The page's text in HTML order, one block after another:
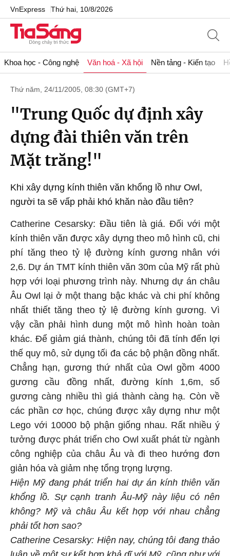
VnExpress Thứ hai, 10/8/2026
Khoa học - Công nghệ Văn hoá - Xã hội Nền tảng - Kiến tạo
Thứ năm, 24/11/2005, 08:30 (GMT+7)
"Trung Quốc dự định xây
dựng đài thiên văn trên
Mặt trăng!"
Khi xây dựng kính thiên văn khổng lồ như Owl,
người ta sẽ vấp phải khó khăn nào đầu tiên?
Catherine Cesarsky: Đầu tiên là giá. Đối với một
kính thiên văn được xây dựng theo mô hình cũ, chi
phí tăng theo tỷ lệ đường kính gương nhân với
2,6. Dự án TMT kính thiên văn 30m của Mỹ rất phù
hợp với loại phương trình này. Nhưng dự án châu
Âu Owl lại ở một thang bậc khác và chi phí không
nhất thiết tăng theo tỷ lệ đường kính gương. Vì
vậy cần phải hình dung một mô hình hoàn toàn
khác. Để giảm giá thành, chúng tôi đã tính đến lợi
thế quy mô, sử dụng tối đa các bộ phận đồng nhất.
Chẳng hạn, gương thứ nhất của Owl gồm 4000
gương cầu đồng nhất, đường kính 1,6m, số
gương càng nhiều thì giá thành càng hạ. Còn về
các phần cơ học, chúng được xây dựng như một
Lego với 10000 bộ phận giống nhau. Rất nhiều ý
tưởng được phát triển cho Owl xuất phát từ ngành
công nghiệp của châu Âu và đi theo hướng đơn
giản hóa và giảm nhẹ tổng trọng lượng.
Hiện Mỹ đang phát triển hai dự án kính thiên văn
khổng lồ. Sự cạnh tranh Âu-Mỹ này liệu có nên
không? Mỹ và châu Âu kết hợp với nhau chẳng
phải tốt hơn sao?
Catherine Cesarsky: Hiện nay, chúng tôi đang thảo